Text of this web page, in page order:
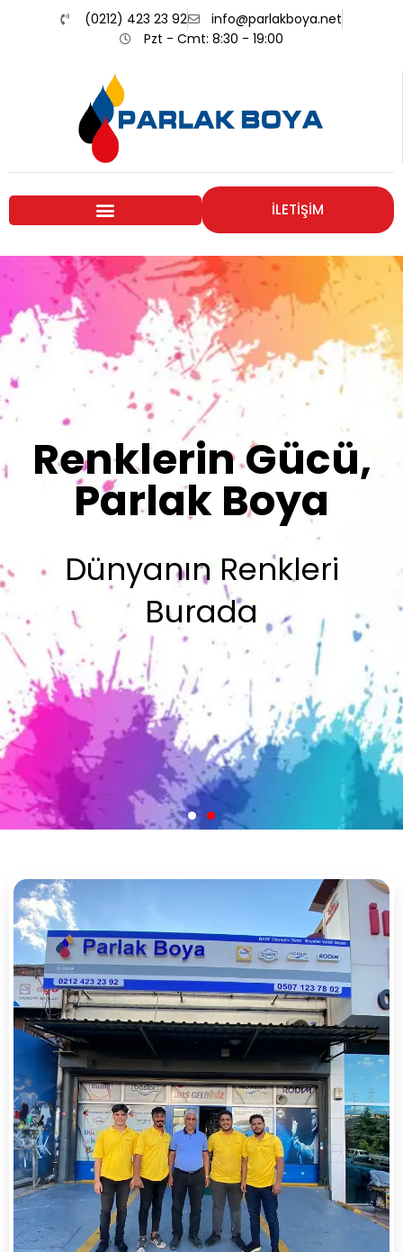
(0212) 423 23 92
info@parlakboya.net
Pzt - Cmt: 8:30 - 19:00
İLETİŞİM
Renklerimiz
Sizin İmzanız
Olsun